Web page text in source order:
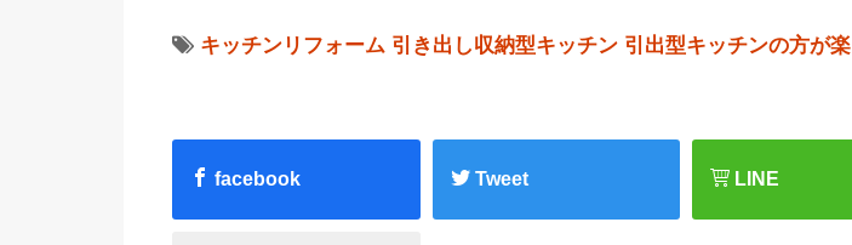
キッチンリフォーム 引き出し収納型キッチン 引出型キッチンの方が楽
facebook Tweet LINE